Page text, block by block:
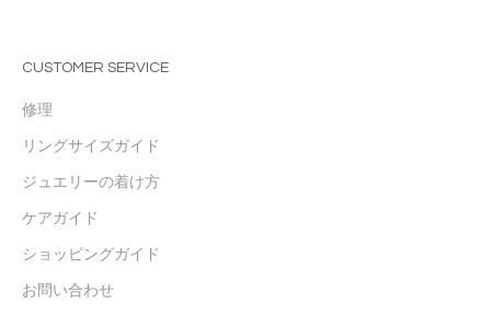
CUSTOMER SERVICE
修理
リングサイズガイド
ジュエリーの着け方
ケアガイド
ショッピングガイド
お問い合わせ